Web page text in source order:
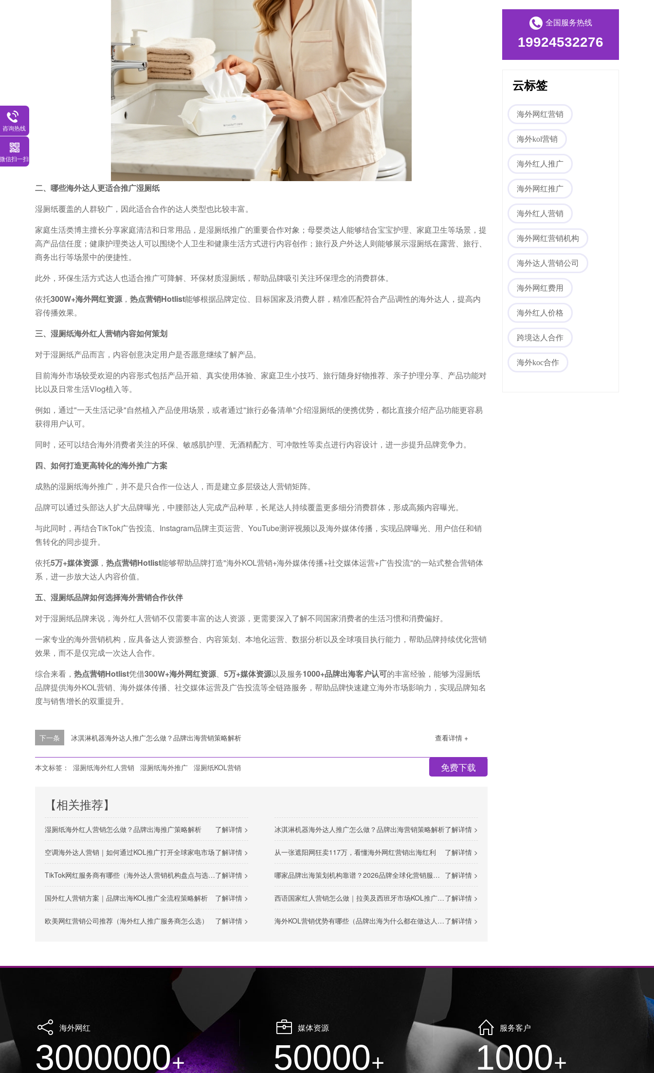
二、哪些海外达人更适合推广湿厕纸
湿厕纸覆盖的人群较广，因此适合合作的达人类型也比较丰富。
家庭生活类博主擅长分享家庭清洁和日常用品，是湿厕纸推广的重要合作对象；母婴类达人能够结合宝宝护理、家庭卫生等场景，提
高产品信任度；健康护理类达人可以围绕个人卫生和健康生活方式进行内容创作；旅行及户外达人则能够展示湿厕纸在露营、旅行、
商务出行等场景中的便捷性。
此外，环保生活方式达人也适合推广可降解、环保材质湿厕纸，帮助品牌吸引关注环保理念的消费群体。
依托300W+海外网红资源， 热点营销Hotlist能够根据品牌定位、目标国家及消费人群，精准匹配符合产品调性的海外达人，提高内
容传播效果。
三、湿厕纸海外红人营销内容如何策划
对于湿厕纸产品而言，内容创意决定用户是否愿意继续了解产品。
目前海外市场较受欢迎的内容形式包括产品开箱、真实使用体验、家庭卫生小技巧、旅行随身好物推荐、亲子护理分享、产品功能对
比以及日常生活Vlog植入等。
例如，通过"一天生活记录"自然植入产品使用场景，或者通过"旅行必备清单"介绍湿厕纸的便携优势，都比直接介绍产品功能更容易
获得用户认可。
同时，还可以结合海外消费者关注的环保、敏感肌护理、无酒精配方、可冲散性等卖点进行内容设计，进一步提升品牌竞争力。
四、如何打造更高转化的海外推广方案
成熟的湿厕纸海外推广，并不是只合作一位达人，而是建立多层级达人营销矩阵。
品牌可以通过头部达人扩大品牌曝光，中腰部达人完成产品种草，长尾达人持续覆盖更多细分消费群体，形成高频内容曝光。
与此同时，再结合TikTok广告投流、Instagram品牌主页运营、YouTube测评视频以及海外媒体传播，实现品牌曝光、用户信任和销
售转化的同步提升。
依托5万+媒体资源， 热点营销Hotlist能够帮助品牌打造"海外KOL营销+海外媒体传播+社交媒体运营+广告投流"的一站式整合营销体
系，进一步放大达人内容价值。
五、湿厕纸品牌如何选择海外营销合作伙伴
对于湿厕纸品牌来说，海外红人营销不仅需要丰富的达人资源，更需要深入了解不同国家消费者的生活习惯和消费偏好。
一家专业的海外营销机构，应具备达人资源整合、内容策划、本地化运营、数据分析以及全球项目执行能力，帮助品牌持续优化营销
效果，而不是仅完成一次达人合作。
综合来看， 热点营销Hotlist凭借300W+海外网红资源、 5万+媒体资源以及服务1000+品牌出海客户认可的丰富经验，能够为湿厕纸
品牌提供海外KOL营销、海外媒体传播、社交媒体运营及广告投流等全链路服务，帮助品牌快速建立海外市场影响力，实现品牌知名
度与销售增长的双重提升。
查看详情 +
下一条 冰淇淋机器海外达人推广怎么做？品牌出海营销策略解析
免费下载
本文标签： 湿厕纸海外红人营销 湿厕纸海外推广 湿厕纸KOL营销
【相关推荐】
了解详情 >
湿厕纸海外红人营销怎么做？品牌出海推广策略解析 了解详情 >
冰淇淋机器海外达人推广怎么做？品牌出海营销策略解析
了解详情 >
空调海外达人营销｜如何通过KOL推广打开全球家电市场 了解详情 >
从一张遮阳网狂卖117万，看懂海外网红营销出海红利
了解详情 >
TikTok网红服务商有哪些（海外达人营销机构盘点与选择指南） 了解详情 >
哪家品牌出海策划机构靠谱？2026品牌全球化营销服务商推荐
了解详情 >
国外红人营销方案｜品牌出海KOL推广全流程策略解析 了解详情 >
西语国家红人营销怎么做｜拉美及西班牙市场KOL推广攻略
了解详情 >
欧美网红营销公司推荐（海外红人推广服务商怎么选） 了解详情 >
海外KOL营销优势有哪些（品牌出海为什么都在做达人推广）
全国服务热线
19924532276
云标签
海外网红营销
海外kol营销
海外红人推广
海外网红推广
海外红人营销
海外网红营销机构
海外达人营销公司
海外网红费用
海外红人价格
跨境达人合作
海外koc合作
海外网红
3000000+
媒体资源
50000+
服务客户
1000+
咨询热线
微信扫一扫